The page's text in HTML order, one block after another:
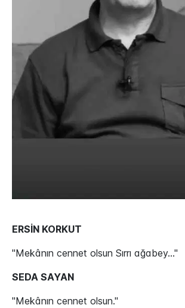
ERSİN KORKUT
"Mekânın cennet olsun Sırrı ağabey..."
SEDA SAYAN
"Mekânın cennet olsun."